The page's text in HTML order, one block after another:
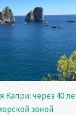
Капри: через 40
зоной